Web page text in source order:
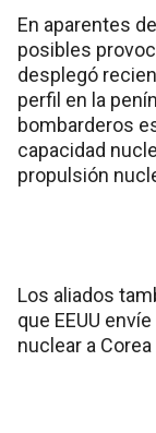
En aparentes
posibles
desplegó
perfil en la
bombarderos
capacidad
propulsión
Los aliados
que EEUU
nuclear a